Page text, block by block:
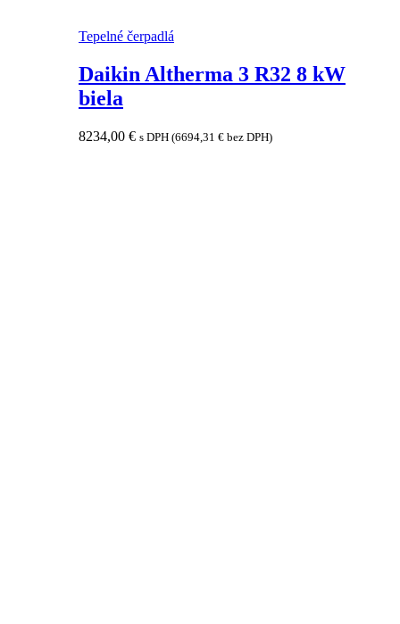
Tepelné čerpadlá
Daikin Altherma 3 R32 8 kW
biela
8234,00 € s DPH (6694,31 € bez DPH)